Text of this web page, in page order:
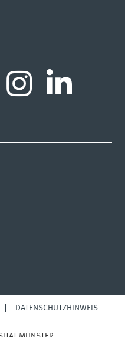
DATENSCHUTZHINWEIS
MÜNSTER